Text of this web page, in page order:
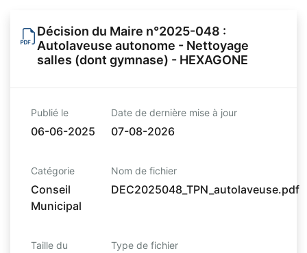
Décision du Maire n°2025-048 :
Autolaveuse autonome - Nettoyage
salles (dont gymnase) - HEXAGONE
Publié le
06-06-2025
Date de dernière mise à jour
07-08-2026
Catégorie
Conseil
Municipal
Nom de fichier
DEC2025048_TPN_autolaveuse.pdf
Taille du
Type de fichier